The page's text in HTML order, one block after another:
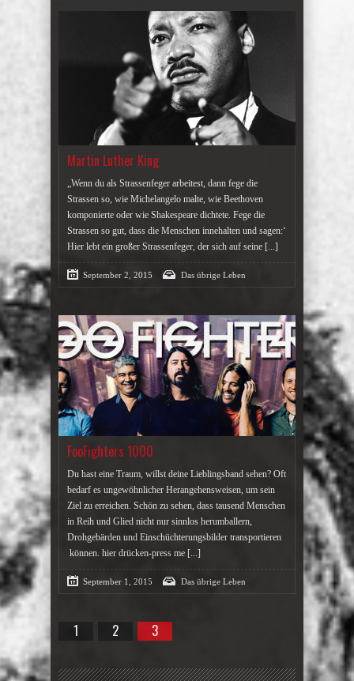
Martin Luther King
„Wenn du als Strassenfeger arbeitest, dann fege die
Strassen so, wie Michelangelo malte, wie Beethoven
komponierte oder wie Shakespeare dichtete. Fege die
Strassen so gut, dass die Menschen innehalten und sagen:‘
Hier lebt ein großer Strassenfeger, der sich auf seine [...]
September 2, 2015 Das übrige Leben
FooFighters 1000
Du hast eine Traum, willst deine Lieblingsband sehen? Oft
bedarf es ungewöhnlicher Herangehensweisen, um sein
Ziel zu erreichen. Schön zu sehen, dass tausend Menschen
in Reih und Glied nicht nur sinnlos herumballern,
Drohgebärden und Einschüchterungsbilder transportieren
können. hier drücken-press me [...]
September 1, 2015 Das übrige Leben
1 2 3